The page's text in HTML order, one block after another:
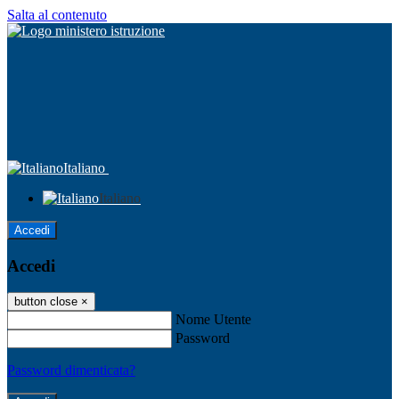
Salta al contenuto
Italiano
Italiano
Accedi
Accedi
button close ×
Nome Utente
Password
Password dimenticata?